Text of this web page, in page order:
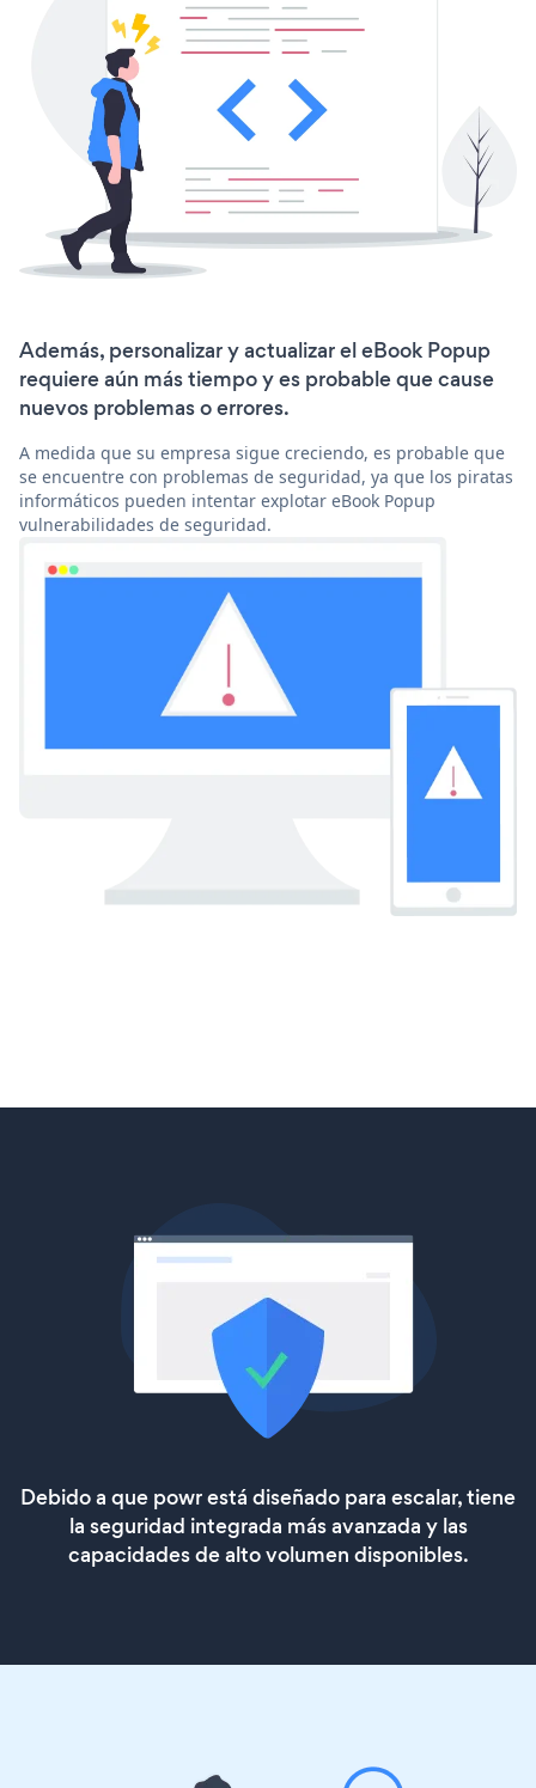
Además, personalizar y actualizar el eBook Popup
requiere aún más tiempo y es probable que cause
nuevos problemas o errores.
A medida que su empresa sigue creciendo, es probable que
se encuentre con problemas de seguridad, ya que los piratas
informáticos pueden intentar explotar eBook Popup
vulnerabilidades de seguridad.
Debido a que powr está diseñado para escalar, tiene
la seguridad integrada más avanzada y las
capacidades de alto volumen disponibles.